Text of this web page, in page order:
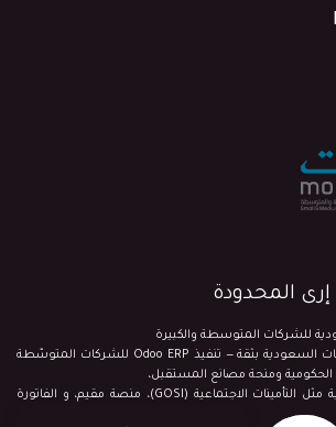
المحدودة
نقود التحوّل الرقمي لشركات السعودية بثقة — تنفيذ Odoo ERP للشركات المتوسّطة
الحكومية ومنحة مصانع المستقبل،
مع دعم التكاملات الحكومية مثل التأمينات الاجتماعية (GOSI)، منصة مقيم، و الفاتورة